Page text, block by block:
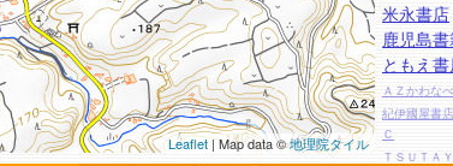
Leaflet| Map data ©地理院タイル
米永書店
鹿児島書
ともえ
ＡＺかわなべ
紀伊國屋書
Ｃ
ＴＳＵＴＡ